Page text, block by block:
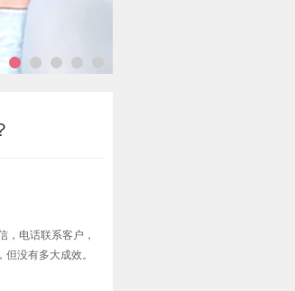
，电话联系客户，
没有多大成效。